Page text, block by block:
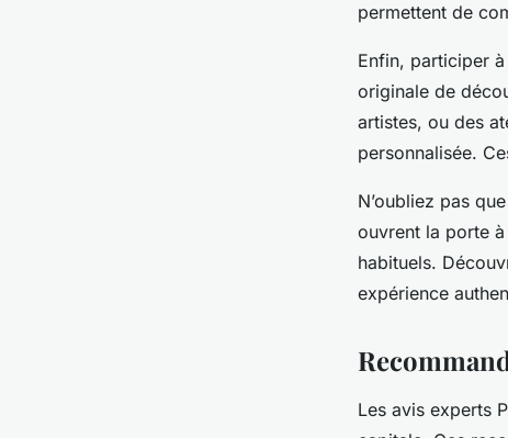
permettent de
Enfin, participer
originale de
artistes, ou des
personnalisée.
N’oubliez pas
ouvrent la porte
habituels.
expérience
Les avis experts